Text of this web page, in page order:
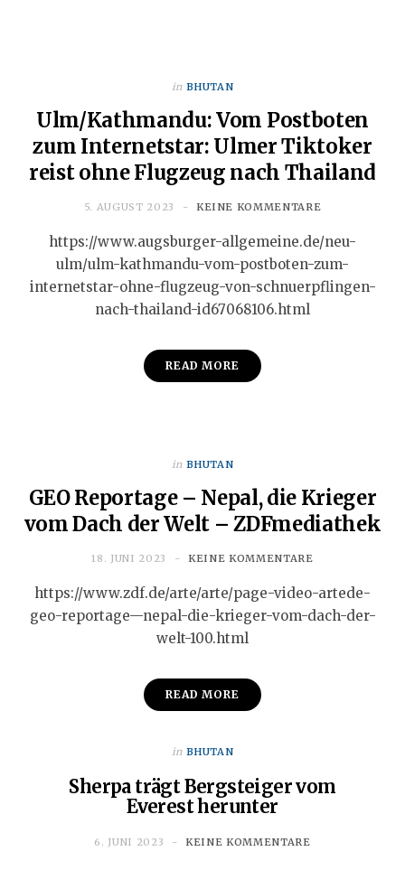
in BHUTAN
Ulm/Kathmandu: Vom Postboten
zum Internetstar: Ulmer Tiktoker
reist ohne Flugzeug nach Thailand
5. AUGUST 2023 KEINE KOMMENTARE
https://www.augsburger-allgemeine.de/neu-
ulm/ulm-kathmandu-vom-postboten-zum-
internetstar-ohne-flugzeug-von-schnuerpflingen-
nach-thailand-id67068106.html
READ MORE
in BHUTAN
GEO Reportage – Nepal, die Krieger
vom Dach der Welt – ZDFmediathek
18. JUNI 2023 KEINE KOMMENTARE
https://www.zdf.de/arte/arte/page-video-artede-
geo-reportage—nepal-die-krieger-vom-dach-der-
welt-100.html
READ MORE
in BHUTAN
Sherpa trägt Bergsteiger vom
Everest herunter
6. JUNI 2023 KEINE KOMMENTARE